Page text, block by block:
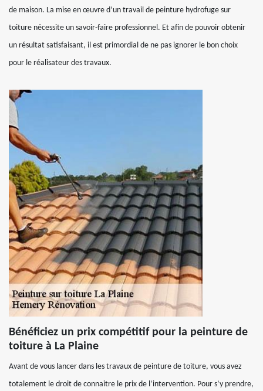
de maison. La mise en œuvre d’un travail de peinture hydrofuge sur
toiture nécessite un savoir-faire professionnel. Et afin de pouvoir obtenir
un résultat satisfaisant, il est primordial de ne pas ignorer le bon choix
pour le réalisateur des travaux.
Bénéficiez un prix compétitif pour la peinture de
toiture à La Plaine
Avant de vous lancer dans les travaux de peinture de toiture, vous avez
totalement le droit de connaitre le prix de l’intervention. Pour s’y prendre,